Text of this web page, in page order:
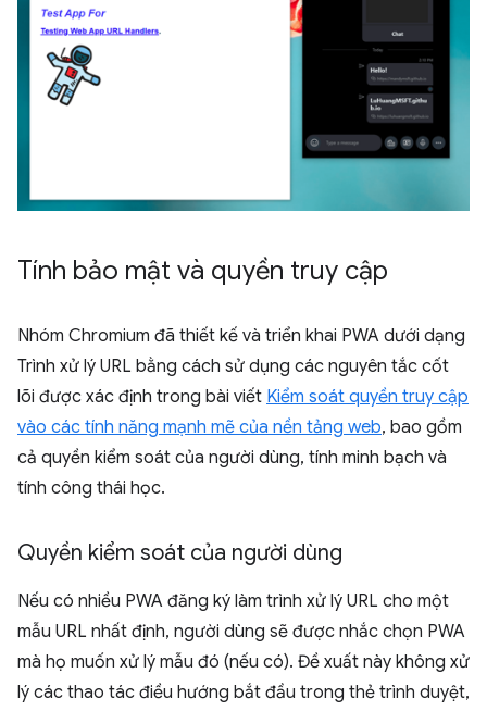
Tính bảo mật và quyền truy cập
Nhóm Chromium đã thiết kế và triển khai PWA dưới dạng
Trình xử lý URL bằng cách sử dụng các nguyên tắc cốt
lõi được xác định trong bài viết Kiểm soát quyền truy cập
vào các tính năng mạnh mẽ của nền tảng web, bao gồm
cả quyền kiểm soát của người dùng, tính minh bạch và
tính công thái học.
Quyền kiểm soát của người dùng
Nếu có nhiều PWA đăng ký làm trình xử lý URL cho một
mẫu URL nhất định, người dùng sẽ được nhắc chọn PWA
mà họ muốn xử lý mẫu đó (nếu có). Đề xuất này không xử
lý các thao tác điều hướng bắt đầu trong thẻ trình duyệt,